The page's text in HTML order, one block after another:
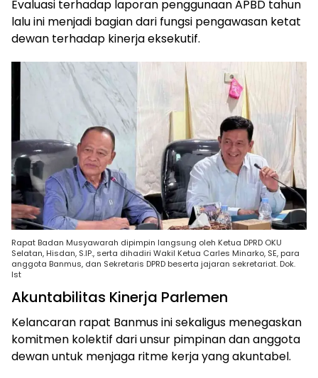
Evaluasi terhadap laporan penggunaan APBD tahun
lalu ini menjadi bagian dari fungsi pengawasan ketat
dewan terhadap kinerja eksekutif.
Rapat Badan Musyawarah dipimpin langsung oleh Ketua DPRD OKU
Selatan, Hisdan, S.IP., serta dihadiri Wakil Ketua Carles Minarko, SE, para
anggota Banmus, dan Sekretaris DPRD beserta jajaran sekretariat. Dok.
Ist
Akuntabilitas Kinerja Parlemen
Kelancaran rapat Banmus ini sekaligus menegaskan
komitmen kolektif dari unsur pimpinan dan anggota
dewan untuk menjaga ritme kerja yang akuntabel.